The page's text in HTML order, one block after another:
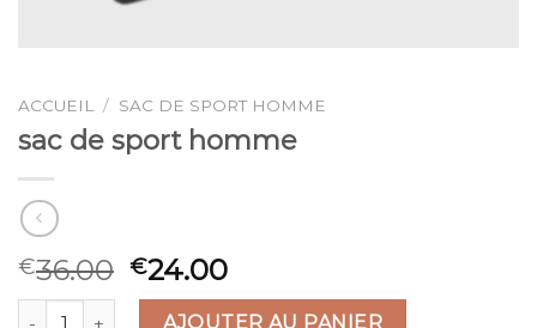
ACCUEIL / SAC DE SPORT HOMME
sac de sport homme
€36.00 €24.00
quantité de sac de sport homme
AJOUTER AU PANIER